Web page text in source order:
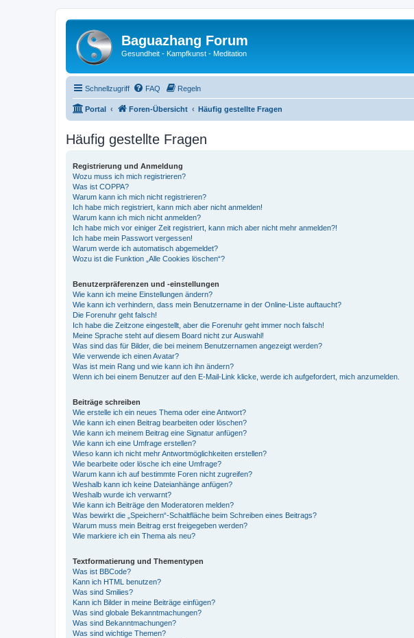
Baguazhang Forum
Gesundheit - Kampfkunst - Meditation
Schnellzugriff FAQ Regeln
Portal Foren-Übersicht Häufig gestellte Fragen
Häufig gestellte Fragen
Registrierung und Anmeldung
Wozu muss ich mich registrieren?
Was ist COPPA?
Warum kann ich mich nicht registrieren?
Ich habe mich registriert, kann mich aber nicht anmelden!
Warum kann ich mich nicht anmelden?
Ich habe mich vor einiger Zeit registriert, kann mich aber nicht mehr anmelden?!
Ich habe mein Passwort vergessen!
Warum werde ich automatisch abgemeldet?
Wozu ist die Funktion „Alle Cookies löschen“?
Benutzerpräferenzen und -einstellungen
Wie kann ich meine Einstellungen ändern?
Wie kann ich verhindern, dass mein Benutzername in der Online-Liste auftaucht?
Die Forenuhr geht falsch!
Ich habe die Zeitzone eingestellt, aber die Forenuhr geht immer noch falsch!
Meine Sprache steht auf diesem Board nicht zur Auswahl!
Was sind das für Bilder, die bei meinem Benutzernamen angezeigt werden?
Wie verwende ich einen Avatar?
Was ist mein Rang und wie kann ich ihn ändern?
Wenn ich bei einem Benutzer auf den E-Mail-Link klicke, werde ich aufgefordert, mich anzumelden.
Beiträge schreiben
Wie erstelle ich ein neues Thema oder eine Antwort?
Wie kann ich einen Beitrag bearbeiten oder löschen?
Wie kann ich meinem Beitrag eine Signatur anfügen?
Wie kann ich eine Umfrage erstellen?
Wieso kann ich nicht mehr Antwortmöglichkeiten erstellen?
Wie bearbeite oder lösche ich eine Umfrage?
Warum kann ich auf bestimmte Foren nicht zugreifen?
Weshalb kann ich keine Dateianhänge anfügen?
Weshalb wurde ich verwarnt?
Wie kann ich Beiträge den Moderatoren melden?
Was bewirkt die „Speichern“-Schaltfläche beim Schreiben eines Beitrags?
Warum muss mein Beitrag erst freigegeben werden?
Wie markiere ich ein Thema als neu?
Textformatierung und Thementypen
Was ist BBCode?
Kann ich HTML benutzen?
Was sind Smilies?
Kann ich Bilder in meine Beiträge einfügen?
Was sind globale Bekanntmachungen?
Was sind Bekanntmachungen?
Was sind wichtige Themen?